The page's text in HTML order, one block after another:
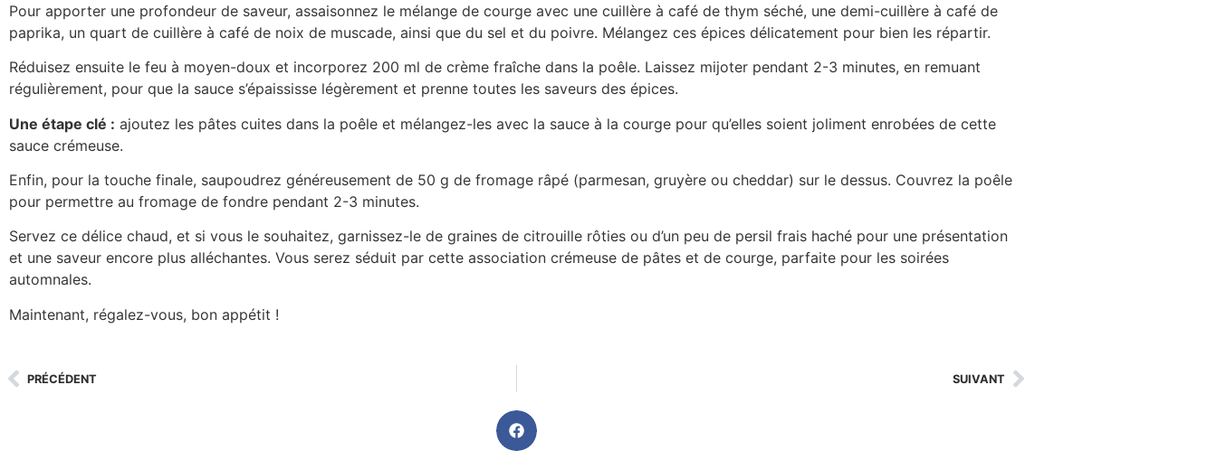
Pour apporter une profondeur de saveur, assaisonnez le mélange de courge avec une cuillère à café de thym séché, une demi-cuillère à café de
paprika, un quart de cuillère à café de noix de muscade, ainsi que du sel et du poivre. Mélangez ces épices délicatement pour bien les répartir.
Réduisez ensuite le feu à moyen-doux et incorporez 200 ml de crème fraîche dans la poêle. Laissez mijoter pendant 2-3 minutes, en remuant
régulièrement, pour que la sauce s’épaississe légèrement et prenne toutes les saveurs des épices.
Une étape clé : ajoutez les pâtes cuites dans la poêle et mélangez-les avec la sauce à la courge pour qu’elles soient joliment enrobées de cette
sauce crémeuse.
Enfin, pour la touche finale, saupoudrez généreusement de 50 g de fromage râpé (parmesan, gruyère ou cheddar) sur le dessus. Couvrez la poêle
pour permettre au fromage de fondre pendant 2-3 minutes.
Servez ce délice chaud, et si vous le souhaitez, garnissez-le de graines de citrouille rôties ou d’un peu de persil frais haché pour une présentation
et une saveur encore plus alléchantes. Vous serez séduit par cette association crémeuse de pâtes et de courge, parfaite pour les soirées
automnales.
Maintenant, régalez-vous, bon appétit !
PRÉCÉDENT SUIVANT